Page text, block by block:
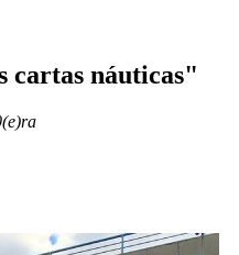
cartas náuticas"